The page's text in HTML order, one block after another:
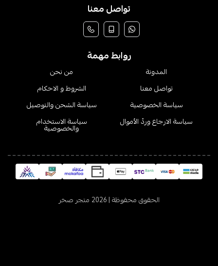
تواصل معنا
روابط مهمة
المدونة
من نحن
تواصل معنا
الشروط و الاحكام
سياسة الخصوصية
سياسة الشحن والتوصيل
سياسة الارجاع وردّ الأموال
سياسة الاستخدام
والخصوصية
الحقوق محفوظة | 2026 متجر صخر